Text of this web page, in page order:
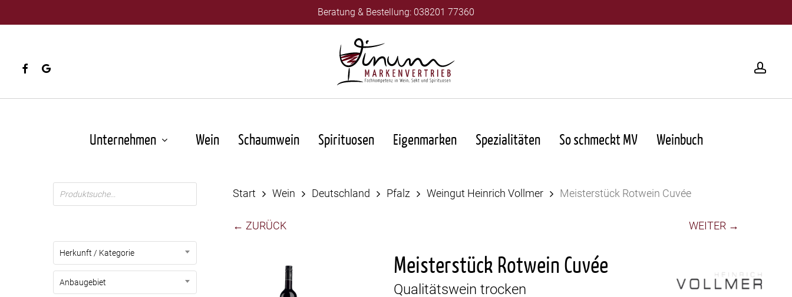
to
content
Beratung & Bestellung: 038201 77360
facebookgoogle-
Unternehmen Wein Schaumwein Spirituosen Eigenmarken Spezialitäten So schmeckt MV Weinbuch
Products
search
Herkunft / Kategorie
Anbaugebiet
Start Wein Deutschland Pfalz Weingut Heinrich Vollmer Meisterstück Rotwein Cuvée
← ZURÜCK WEITER →
Meisterstück Rotwein Cuvée
Qualitätswein trocken